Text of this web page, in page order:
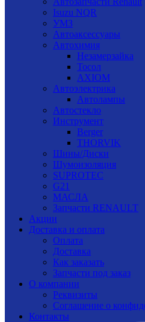
Isuzu NQR
УМЗ
Автоаксессуары
Автохимия
Незамерзайка
Тосол
AXIOM
Автоэлектрика
Автолампы
Автостекло
Инструмент
Berger
THORVIK
Шины/Диски
Шумоизоляция
SUPROTEC
G21
МАСЛА
Запчасти RENAULT
Акции
Доставка и оплата
Оплата
Доставка
Как заказать
Запчасти под заказ
О компании
Реквизиты
Соглашение о
Контакты